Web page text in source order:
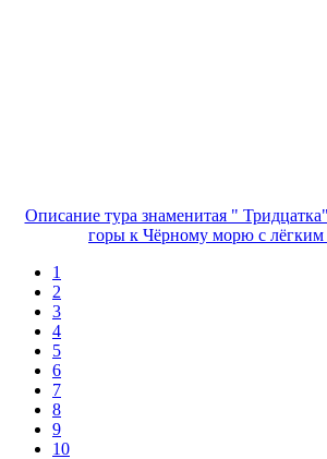
Описание тура знаменитая "
горы к Чёрному морю с лёгким
1
2
3
4
5
6
7
8
9
10